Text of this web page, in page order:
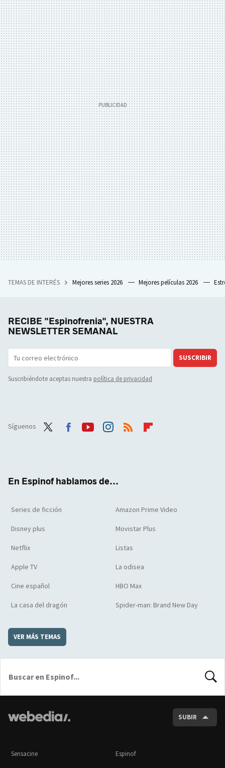
TEMAS DE INTERÉS Mejores series 2026 Mejores películas 2026
RECIBE "Espinofrenia", NUESTRA
NEWSLETTER SEMANAL
SUSCRIBIR
Suscribiéndote aceptas nuestra política de privacidad
Síguenos
En Espinof hablamos de...
Series de ficción Amazon Prime Video
Disney plus Movistar Plus
Netflix Listas
Apple TV La odisea
Cine español HBO Max
La casa del dragón Spider-man: Brand New Day
VER MÁS TEMAS
SUBIR
Sensacine Espinof